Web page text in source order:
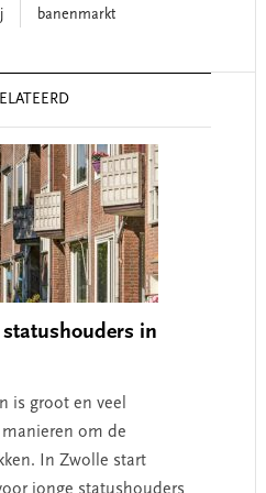
banenmarkt
in
is groot en veel
om de
In Zwolle start